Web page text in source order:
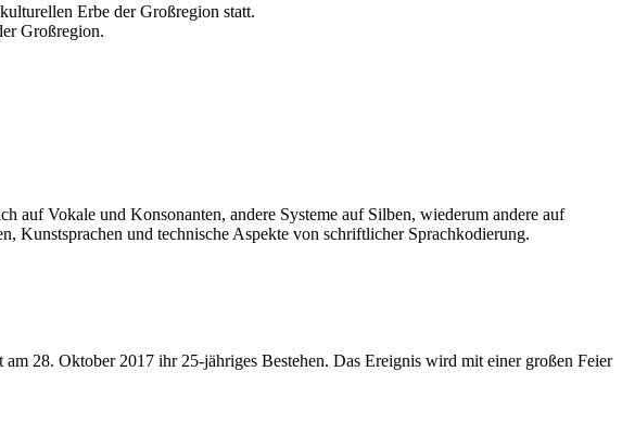
Erbe der Großregion statt.
Großregion.
auf Vokale und Konsonanten, andere Systeme auf Silben, wiederum andere auf
Kunstsprachen und technische Aspekte von schriftlicher Sprachkodierung.
28. Oktober 2017 ihr 25-jähriges Bestehen. Das Ereignis wird mit einer großen Feier